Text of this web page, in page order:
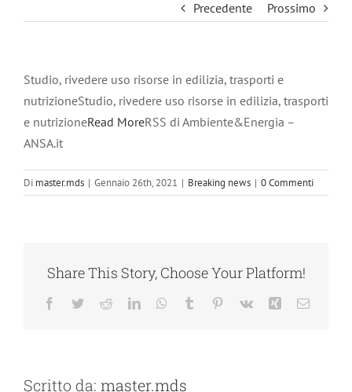
Precedente Prossimo
Studio, rivedere uso risorse in edilizia, trasporti e
nutrizioneStudio, rivedere uso risorse in edilizia, trasporti
e nutrizioneRead MoreRSS di Ambiente&Energia –
ANSA.it
Di master.mds | Gennaio 26th, 2021 | Breaking news | 0 Commenti
Share This Story, Choose Your Platform!
Facebook
TwitterRedditLinkedInWhatsApp
Tumblr Pinterest
Vk Xing Email
Scritto da: master.mds